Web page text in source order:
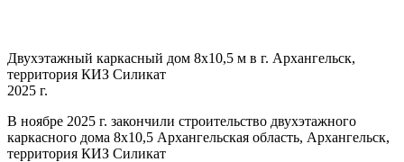
Двухэтажный каркасный дом 8х10,5 м в г. Архангельск,
территория КИЗ Силикат
2025 г.
В ноябре 2025 г. закончили строительство двухэтажного
каркасного дома 8х10,5 Архангельская область, Архангельск,
территория КИЗ Силикат